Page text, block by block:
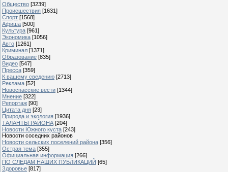
Общество [3239]
Происшествия [1631]
Спорт [1568]
Афиша [500]
Культура [961]
Экономика [1056]
Авто [1261]
Криминал [1371]
Образование [835]
Видео [547]
Пресса [359]
К вашему сведению [2713]
Реклама [52]
Новоспасские вести [1344]
Мнение [322]
Репортаж [90]
Цитата дня [23]
Природа и экология [1936]
ТАЛАНТЫ РАЙОНА [204]
Новости Южного куста [243]
Новости соседних районов
Новости сельских поселений района [356]
Острая тема [355]
Официальная информация [266]
ПО СЛЕДАМ НАШИХ ПУБЛИКАЦИЙ [65]
Здоровье [817]